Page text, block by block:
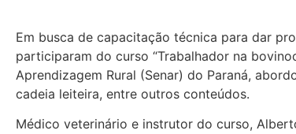
Em busca de capacitação técnica para dar
participaram do curso “Trabalhador na
Aprendizagem Rural (Senar) do Paraná,
cadeia leiteira, entre outros conteúdos.
Médico veterinário e instrutor do curso,